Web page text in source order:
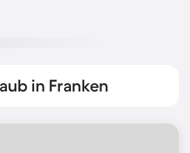
in Franken